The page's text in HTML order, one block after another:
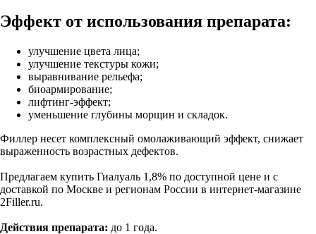
Эффект от использования препарата:
улучшение цвета лица;
улучшение текстуры кожи;
выравнивание рельефа;
биоармирование;
лифтинг-эффект;
уменьшение глубины морщин и складок.
Филлер несет комплексный омолаживающий эффект, снижает
выраженность возрастных дефектов.
Предлагаем купить Гиалуаль 1,8% по доступной цене и с
доставкой по Москве и регионам России в интернет-магазине
2Filler.ru.
Действия препарата: до 1 года.